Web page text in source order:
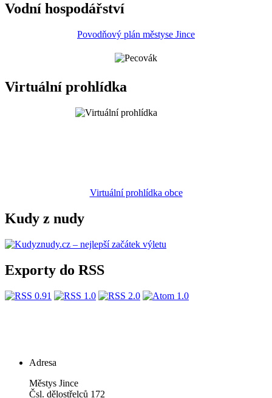
Vodní hospodářství
Povodňový plán městyse Jince
Virtuální prohlídka
Virtuální prohlídka obce
Kudy z nudy
Exporty do RSS
Adresa
Městys Jince
Čsl. dělostřelců 172